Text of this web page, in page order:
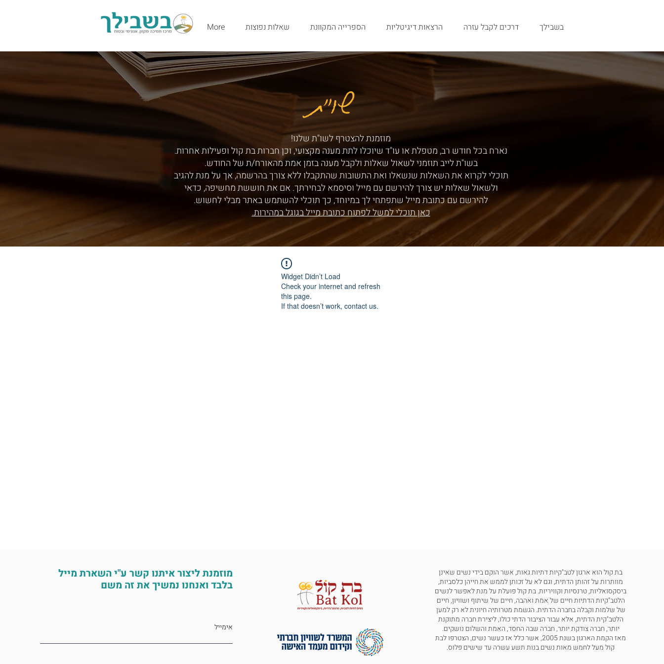
בשבילך דרכים לקבל עזרה הרצאות דיגיטליות הספרייה המקוונת שאלות נפוצות More
שו"ת
שו"ת
מוזמנת להצטרף לשו"ת שלנו!
נארח בכל חודש רב, מטפלת או עו"ד שיוכלו לתת מענה מקצועי, וכן חברות בת קול ופעילות אחרות.
בשו"ת לייב תוזמני לשאול שאלות ולקבל מענה בזמן אמת מהאורח/ת של החודש.
תוכלי לקרוא את השאלות שנשאלו ואת התשובות שהתקבלו ללא צורך בהרשמה, אך על מנת להגיב
ולשאול שאלות יש צורך להירשם עם מייל וסיסמא לבחירתך. אם את חוששת מחשיפה, כדאי
להירשם עם כתובת מייל שתפתחי לך במיוחד, כך תוכלי להשתמש באתר מבלי לחשוש.
כאן תוכלי למשל לפתוח כתובת מייל בגוגל במהירות.
Widget Didn’t Load
Check your internet and refresh
this page.
If that doesn’t work, contact us.
מוזמנת ליצור איתנו קשר ע"י השארת מייל
בלבד ואנחנו נמשיך את זה משם
בת קול הוא ארגון לטב"קיות דתיות גאות, אשר הוקם בידי נשים שאינן
מוותרות על זהותן הדתית, וגם לא על זכותן לממש את חייהן כלסביות,
ביסקסואליות, טרנסיות וקוויריות. בת קול פועלת על מנת לאפשר לנשים
הלטב"קיות הדתיות חיים של אמת ואהבה, חיים של שיתוף ושוויון, חיים
של שלמות וקבלה בחברה הדתית. הגשמת מטרותיה חיונית לא רק למען
הלטב"קית הדתית, אלא עבור הציבור הדתי כולו, ליצירת חברה מתוקנת
יותר, חברה צודקת יותר, חברה שבה החסד, האמת והשלום נושקים.
מאז הקמת הארגון בשנת 2005, אשר כלל אז כעשר נשים, הצטרפו לבת
קול מעל לחמש מאות נשים בנות תשע עשרה עד שישים פלוס.